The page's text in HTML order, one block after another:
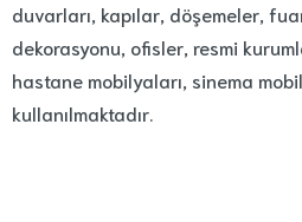
duvarları, kapılar, döşemeler,
dekorasyonu, ofisler, resmi
hastane mobilyaları, sinema
kullanılmaktadır.